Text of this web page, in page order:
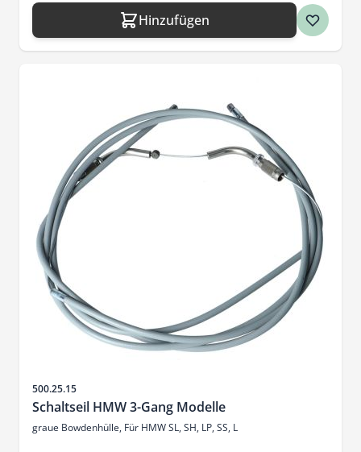
Hinzufügen
Artikelnr.
500.25.15
Schaltseil HMW 3-Gang Modelle
graue Bowdenhülle, Für HMW SL, SH, LP, SS, L